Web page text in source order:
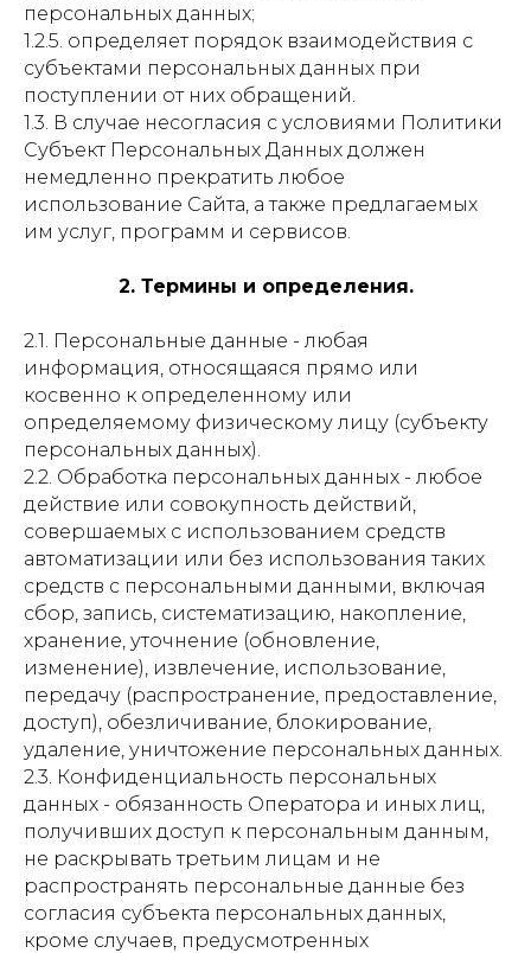
персональных данных;
1.2.5. определяет порядок взаимодействия с
субъектами персональных данных при
поступлении от них обращений.
1.3. В случае несогласия с условиями Политики
Субъект Персональных Данных должен
немедленно прекратить любое
использование Сайта, а также предлагаемых
им услуг, программ и сервисов.
2. Термины и определения.
2.1. Персональные данные - любая
информация, относящаяся прямо или
косвенно к определенному или
определяемому физическому лицу (субъекту
персональных данных).
2.2. Обработка персональных данных - любое
действие или совокупность действий,
совершаемых с использованием средств
автоматизации или без использования таких
средств с персональными данными, включая
сбор, запись, систематизацию, накопление,
хранение, уточнение (обновление,
изменение), извлечение, использование,
передачу (распространение, предоставление,
доступ), обезличивание, блокирование,
удаление, уничтожение персональных данных.
2.3. Конфиденциальность персональных
данных - обязанность Оператора и иных лиц,
получивших доступ к персональным данным,
не раскрывать третьим лицам и не
распространять персональные данные без
согласия субъекта персональных данных,
кроме случаев, предусмотренных